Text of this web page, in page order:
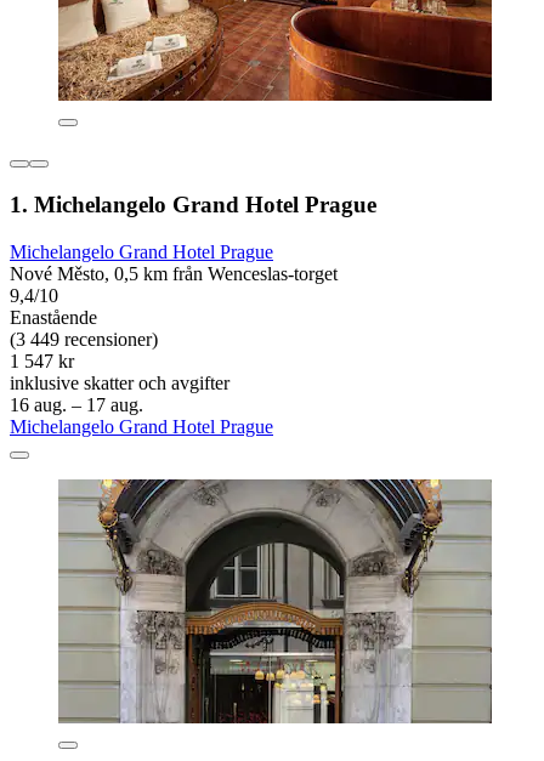
1. Michelangelo Grand Hotel Prague
Michelangelo Grand Hotel Prague
Nové Město, 0,5 km från Wenceslas-torget
9,4/10
Enastående
(3 449 recensioner)
1 547 kr
inklusive skatter och avgifter
16 aug. – 17 aug.
Michelangelo Grand Hotel Prague